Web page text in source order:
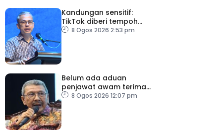
Kandungan sensitif:
TikTok diberi tempoh
perkukuh sistem
8 Ogos 2026 2:53 pm
Belum ada aduan
penjawat awam terima
tekanan daripada ahli
8 Ogos 2026 12:07 pm